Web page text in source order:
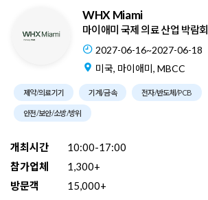
WHX Miami
마이애미 국제 의료 산업 박람회
2027-06-16~2027-06-18
미국, 마이애미, MBCC
제약/의료기기 기계/금속 전자/반도체/PCB
안전/보안/소방/방위
개최시간
10:00-17:00
참가업체
1,300+
방문객
15,000+